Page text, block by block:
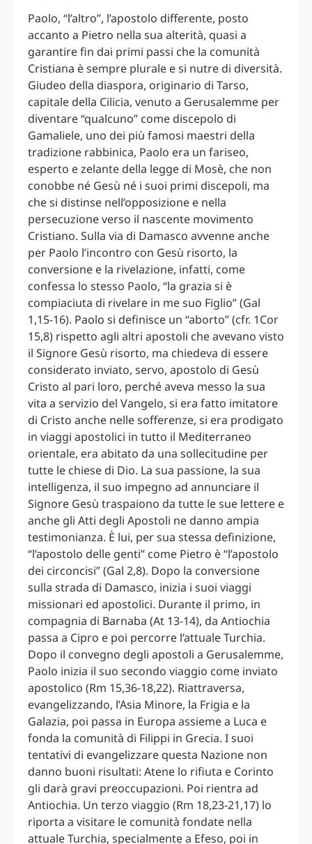
Paolo, “l’altro”, l’apostolo differente, posto
accanto a Pietro nella sua alterità, quasi a
garantire fin dai primi passi che la comunità
Cristiana è sempre plurale e si nutre di diversità.
Giudeo della diaspora, originario di Tarso,
capitale della Cilicia, venuto a Gerusalemme per
diventare “qualcuno” come discepolo di
Gamaliele, uno dei più famosi maestri della
tradizione rabbinica, Paolo era un fariseo,
esperto e zelante della legge di Mosè, che non
conobbe né Gesù né i suoi primi discepoli, ma
che si distinse nell’opposizione e nella
persecuzione verso il nascente movimento
Cristiano. Sulla via di Damasco avvenne anche
per Paolo l’incontro con Gesù risorto, la
conversione e la rivelazione, infatti, come
confessa lo stesso Paolo, “la grazia si è
compiaciuta di rivelare in me suo Figlio” (Gal
1,15-16). Paolo si definisce un “aborto” (cfr. 1Cor
15,8) rispetto agli altri apostoli che avevano visto
il Signore Gesù risorto, ma chiedeva di essere
considerato inviato, servo, apostolo di Gesù
Cristo al pari loro, perché aveva messo la sua
vita a servizio del Vangelo, si era fatto imitatore
di Cristo anche nelle sofferenze, si era prodigato
in viaggi apostolici in tutto il Mediterraneo
orientale, era abitato da una sollecitudine per
tutte le chiese di Dio. La sua passione, la sua
intelligenza, il suo impegno ad annunciare il
Signore Gesù traspaiono da tutte le sue lettere e
anche gli Atti degli Apostoli ne danno ampia
testimonianza. È lui, per sua stessa definizione,
“l’apostolo delle genti” come Pietro è “l’apostolo
dei circoncisi” (Gal 2,8). Dopo la conversione
sulla strada di Damasco, inizia i suoi viaggi
missionari ed apostolici. Durante il primo, in
compagnia di Barnaba (At 13-14), da Antiochia
passa a Cipro e poi percorre l’attuale Turchia.
Dopo il convegno degli apostoli a Gerusalemme,
Paolo inizia il suo secondo viaggio come inviato
apostolico (Rm 15,36-18,22). Riattraversa,
evangelizzando, l’Asia Minore, la Frigia e la
Galazia, poi passa in Europa assieme a Luca e
fonda la comunità di Filippi in Grecia. I suoi
tentativi di evangelizzare questa Nazione non
danno buoni risultati: Atene lo rifiuta e Corinto
gli darà gravi preoccupazioni. Poi rientra ad
Antiochia. Un terzo viaggio (Rm 18,23-21,17) lo
riporta a visitare le comunità fondate nella
attuale Turchia, specialmente a Efeso, poi in